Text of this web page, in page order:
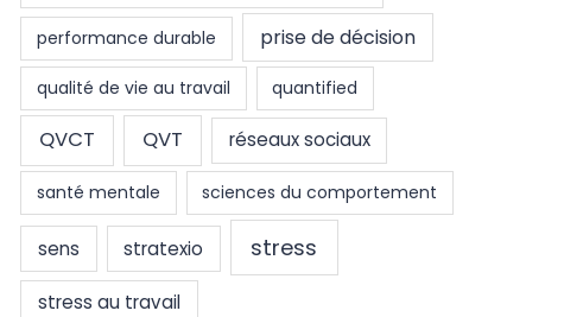
performance durable prise de décision
qualité de vie au travail quantified
QVCT QVT réseaux sociaux
santé mentale sciences du comportement
sens stratexio stress
stress au travail